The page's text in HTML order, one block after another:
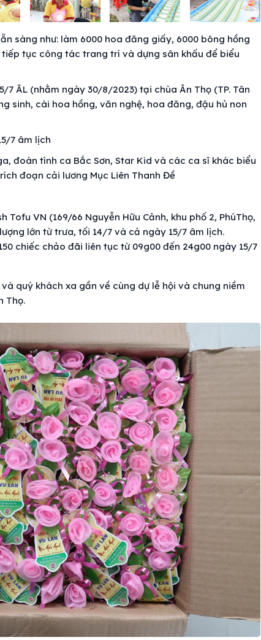
sàng như: làm 6000 hoa đăng giấy, 6000 bông hồng
tục công tác trang trí và dựng sân khấu để biểu
7 ÂL (nhằm ngày 30/8/2023) tại chùa Ân Thọ (TP. Tân
sinh, cài hoa hồng, văn nghệ, hoa đăng, đậu hủ non
7 âm lịch
đoàn tình ca Bắc Sơn, Star Kid và các ca sĩ khác biểu
đoạn cải lương Mục Liên Thanh Đề
Tofu VN (169/66 Nguyễn Hữu Cảnh, khu phố 2, PhúThọ,
lớn từ trưa, tối 14/7 và cả ngày 15/7 âm lịch.
chiếc chảo đãi liên tục từ 09g00 đến 24g00 ngày 15/7
quý khách xa gần về cùng dự lễ hội và chung niềm
Thọ.